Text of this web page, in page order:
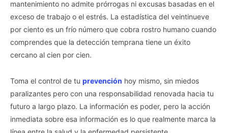
mantenimiento no admite prórrogas ni excusas basadas en el
exceso de trabajo o el estrés. La estadística del veintinueve
por ciento es un frío número que cobra rostro humano cuando
comprendes que la detección temprana tiene un éxito
cercano al cien por cien.
Toma el control de tu prevención hoy mismo, sin miedos
paralizantes pero con una responsabilidad renovada hacia tu
futuro a largo plazo. La información es poder, pero la acción
inmediata sobre esa información es lo que realmente marca la